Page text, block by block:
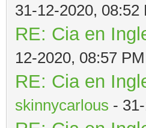
31-12-2020, 08:52
RE: Cia en
12-2020, 08:57 PM
RE: Cia en
skinnycarlous -